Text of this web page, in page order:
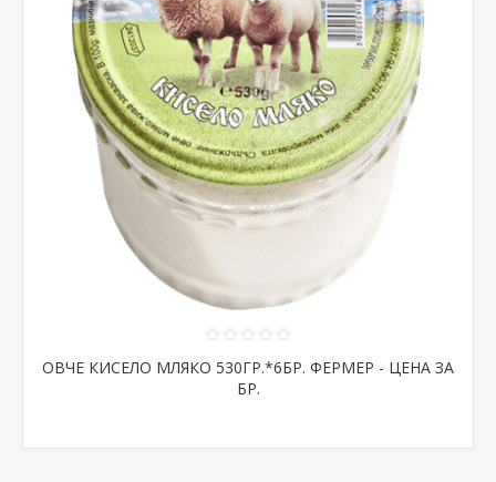
ОВЧЕ КИСЕЛО МЛЯКО 530ГР.*6БР. ФЕРМЕР - ЦЕНА ЗА
БР.